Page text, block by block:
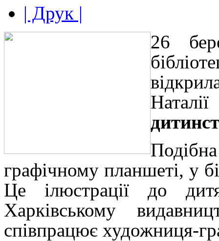
| Друк |
26
графічному планшеті, у
Це ілюстрації до
Харківському
співпрацює художниця-